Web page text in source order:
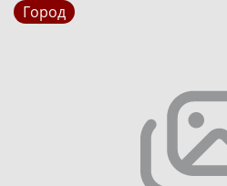
Город